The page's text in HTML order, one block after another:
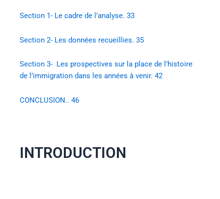
Section 1- Le cadre de l’analyse. 33
Section 2- Les données recueillies. 35
Section 3- Les prospectives sur la place de l’histoire
de l’immigration dans les années à venir. 42
CONCLUSION.. 46
INTRODUCTION